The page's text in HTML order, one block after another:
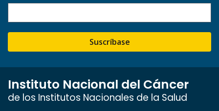
Suscríbase
Instituto Nacional del Cáncer
de los Institutos Nacionales de la Salud